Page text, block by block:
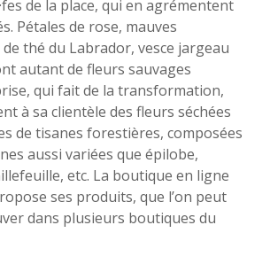
de la place, qui en agrémentent
Pétales de rose, mauves
thé du Labrador, vesce jargeau
autant de fleurs sauvages
qui fait de la transformation,
à sa clientèle des fleurs séchées
de tisanes forestières, composées
aussi variées que épilobe,
etc. La boutique en ligne
ses produits, que l’on peut
dans plusieurs boutiques du